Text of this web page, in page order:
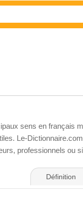
sens en français
Le-
professionnels ou
Définition